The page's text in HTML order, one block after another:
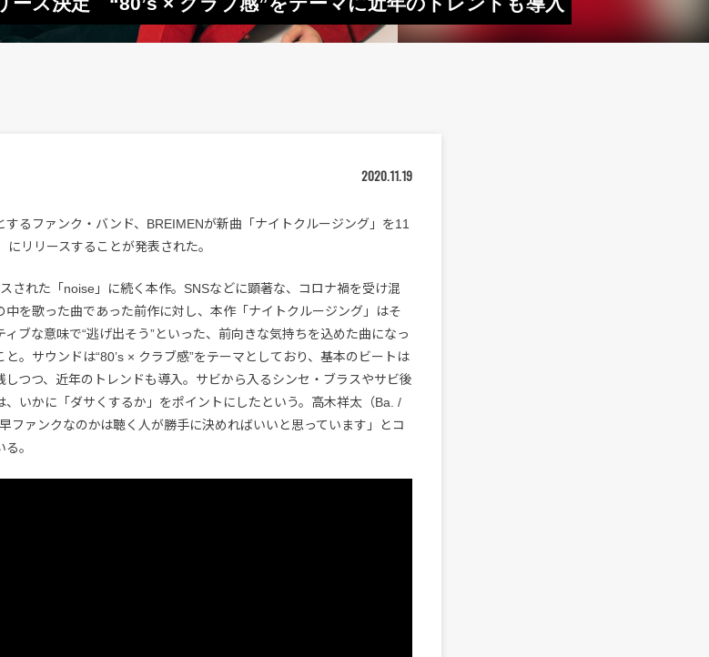
2020.11.19
するファンク・バンド、BREIMENが新曲「ナイトクルージング」を11
にリリースすることが発表された。
された「noise」に続く本作。SNSなどに顕著な、コロナ禍を受け混
中を歌った曲であった前作に対し、本作「ナイトクルージング」はそ
ィブな意味で“逃げ出そう”といった、前向きな気持ちを込めた曲になっ
と。サウンドは“80’s × クラブ感”をテーマとしており、基本のビートは
しつつ、近年のトレンドも導入。サビから入るシンセ・ブラスやサビ後
、いかに「ダサくするか」をポイントにしたという。高木祥太（Ba. /
ファンクなのかは聴く人が勝手に決めればいいと思っています」とコ
。